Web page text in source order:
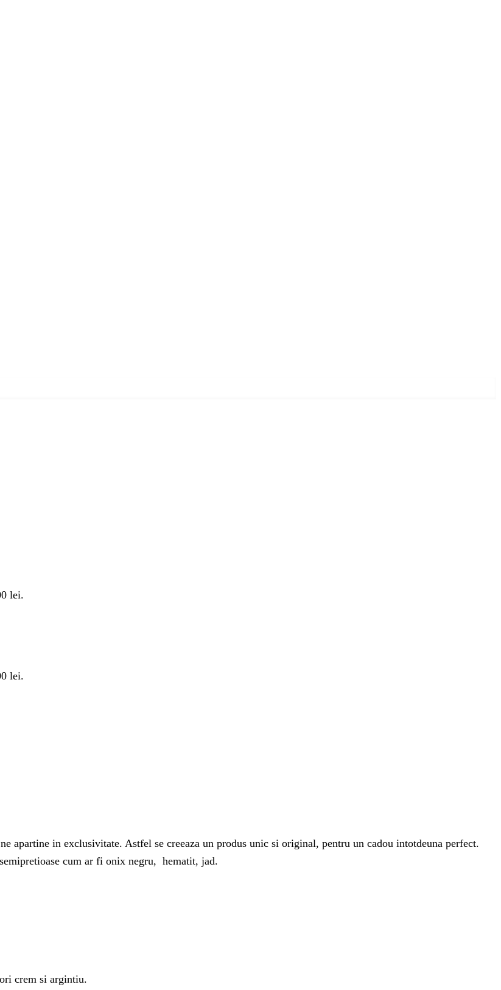
lei.
lei.
apartine in exclusivitate. Astfel se creeaza un produs unic si original, pentru un cadou intotdeuna perfect.
cum ar fi onix negru, hematit, jad.
crem si argintiu.